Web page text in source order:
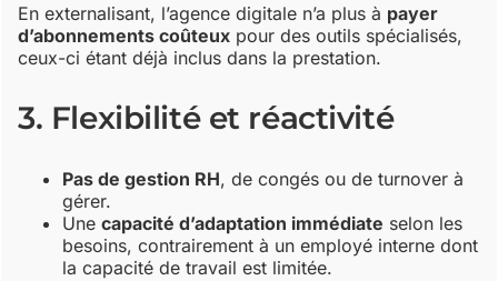
En externalisant, l’agence digitale n’a plus à payer
d’abonnements coûteux pour des outils spécialisés,
ceux-ci étant déjà inclus dans la prestation.
3. Flexibilité et réactivité
Pas de gestion RH, de congés ou de turnover à
gérer.
Unecapacité d’adaptation immédiate selon les
besoins, contrairement à un employé interne dont
la capacité de travail est limitée.